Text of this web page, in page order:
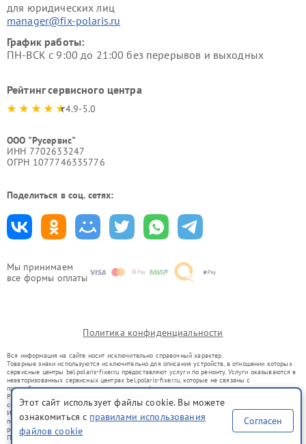
Мы принимаем
все формы оплаты
для юридических лиц
manager@fix-polaris.ru
График работы:
ПН-ВСК с 9:00 до 21:00 без перерывов и выходных
Рейтинг сервисного центра
4.9-5.0
ООО "Русервис"
ИНН 7702633247
ОГРН 1077746335776
Поделиться в соц. сетях:
Политика конфиденциальности
Вся информация на сайте носит исключительно справочный характер.
Товарные знаки используются исключительно для описания устройств, в отношении которых
сервисные центры bel.polaris-fixer.ru предоставляют услуги по ремонту. Услуги оказываются в
неавторизованных сервисных центрах bel.polaris-fixer.ru, которые не связаны с
правообладателями товарных знаков или их официальными представителями.
Ремонт осуществляется для устройств, уже введенных в гражданский оборот в соответствии
со статьей 1487 ГК РФ.
Использование товарных знаков не преследует цели индивидуализации услуг или введения
потребителей в заблуждение, а служит для информирования о предоставляемых услугах по
ремонту техники указанных брендов.
Представленная на сайте информация не является публичной офертой, определяемой
Этот сайт использует файлы cookie. Вы можете
ознакомиться с правилами использования
файлов cookie
Согласен